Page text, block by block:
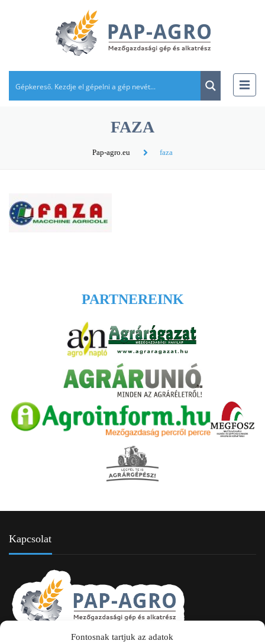
Fontosnak tartjuk az adatok
FAZA
Pap-agro.eu faza
PARTNEREINK
Kapcsolat